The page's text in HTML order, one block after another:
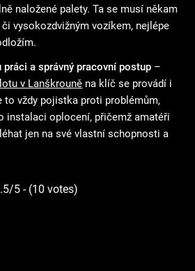
naložené palety. Ta se musí někam
vysokozdvižným vozíkem, nejlépe
práci a správný pracovní postup –
v Lanškrouně na klíč se provádí i
to vždy pojistka proti problémům,
instalaci oplocení, přičemž amatéři
jen na své vlastní schopnosti a
5 - (10 votes)